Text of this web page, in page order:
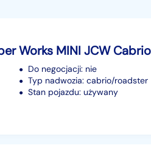
Do negocjacji: nie
Typ nadwozia: cabrio/roadster
Stan pojazdu: używany